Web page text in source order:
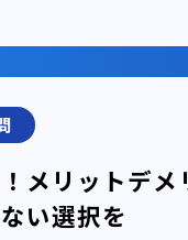
メリットデメ
い選択を